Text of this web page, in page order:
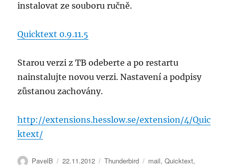
instalovat ze souboru ručně.
Quicktext 0.9.11.5
Starou verzi z TB odeberte a po restartu
nainstalujte novou verzi. Nastavení a podpisy
zůstanou zachovány.
http://extensions.hesslow.se/extension/4/Quic
ktext/
Autor:
PavelB Publikováno:
22.11.2012 Rubriky:
Thunderbird Štítky:
mail,Quicktext,